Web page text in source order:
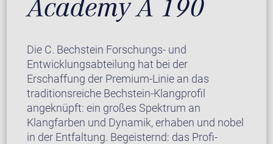
Academy A 190
Die C. Bechstein Forschungs- und
Entwicklungsabteilung hat bei der
Erschaffung der Premium-Linie an das
traditionsreiche Bechstein-Klangprofil
angeknüpft: ein großes Spektrum an
Klangfarben und Dynamik, erhaben und nobel
in der Entfaltung. Begeisternd: das Profi-